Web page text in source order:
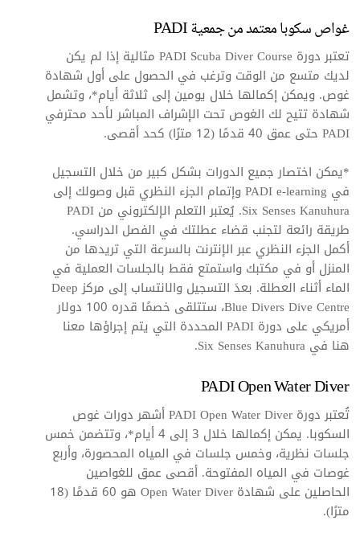
غواص سكوبا معتمد من جمعية PADI
تعتبر دورة PADI Scuba Diver Course مثالية إذا لم يكن
لديك متسع من الوقت وترغب في الحصول على أول شهادة
غوص. ويمكن إكمالها خلال يومين إلى ثلاثة أيام*، وتشمل
شهادة تتيح لك الغوص تحت الإشراف المباشر لأحد محترفي
PADI حتى عمق 40 قدمًا (12 مترًا) كحد أقصى.
*يمكن اختصار جميع الدورات بشكل كبير من خلال التسجيل
في PADI e-learning وإتمام الجزء النظري قبل وصولك إلى
Six Senses Kanuhura. يُعتبر التعلم الإلكتروني من PADI
طريقة رائعة لتجنب قضاء عطلتك في الفصل الدراسي.
أكمل الجزء النظري عبر الإنترنت بالسرعة التي تريدها من
المنزل أو في مكتبك واستمتع فقط بالجلسات العملية في
الماء أثناء العطلة. بعدَ التسجيل والانتساب إلى مركز Deep
Blue Divers Dive Centre، ستتلقى خصمًا قدره 100 دولار
أمريكي على دورة PADI المحددة التي يتم إجراؤها معنا
هنا في Six Senses Kanuhura.
PADI Open Water Diver
تُعتبر دورة PADI Open Water Diver أشهر دورات غوص
السكوبا. يمكن إكمالها خلال 3 إلى 4 أيام*، وتتضمن خمس
جلسات نظرية، وخمس جلسات في المياه المحصورة، وأربع
غوصات في المياه المفتوحة. أقصى عمق للغواصين
الحاصلين على شهادة Open Water Diver هو 60 قدمًا (18
مترًا).